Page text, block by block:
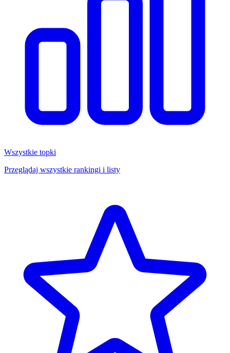
Wszystkie topki
Przeglądaj wszystkie rankingi i listy